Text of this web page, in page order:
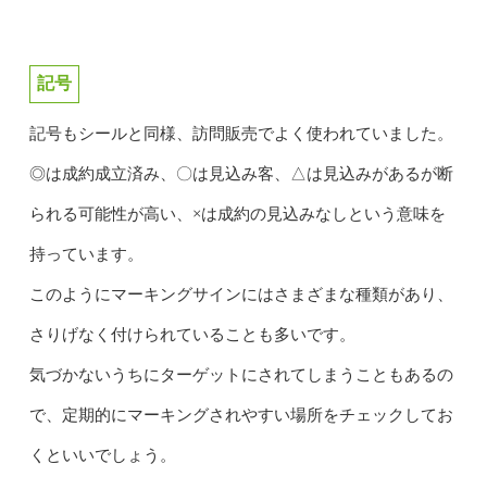
記号
記号もシールと同様、訪問販売でよく使われていました。
◎は成約成立済み、〇は見込み客、△は見込みがあるが断
られる可能性が高い、×は成約の見込みなしという意味を
持っています。
このようにマーキングサインにはさまざまな種類があり、
さりげなく付けられていることも多いです。
気づかないうちにターゲットにされてしまうこともあるの
で、定期的にマーキングされやすい場所をチェックしてお
くといいでしょう。